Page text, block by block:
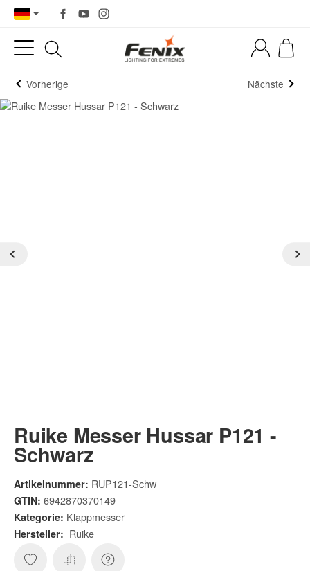
Vorherige Nächste
Ruike Messer Hussar P121 -
Schwarz
Artikelnummer: RUP121-Schw
GTIN: 6942870370149
Kategorie: Klappmesser
Hersteller: Ruike